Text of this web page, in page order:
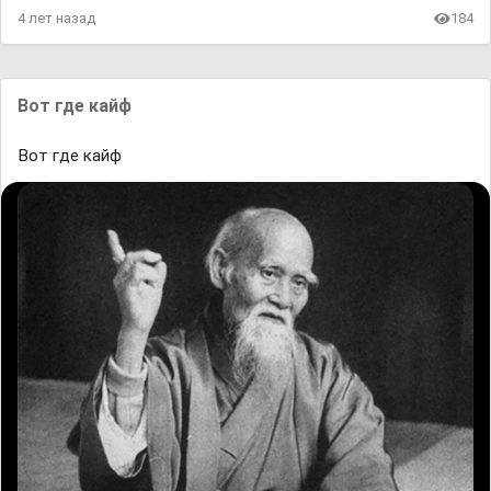
4 лет назад 184
Вот где кайф
Вот где кайф